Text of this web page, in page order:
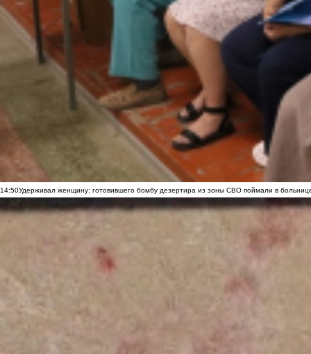
14:50Удерживал женщину: готовившего бомбу дезертира из зоны СВО поймали в